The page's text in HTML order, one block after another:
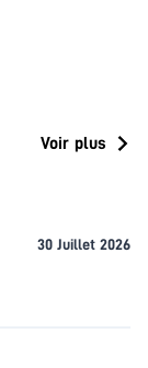
Voir plus
30 Juillet 2026